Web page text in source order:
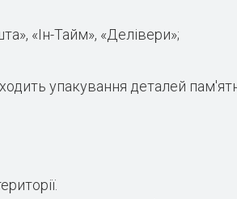
«Ін-Тайм», «Делівери»;
упакування деталей